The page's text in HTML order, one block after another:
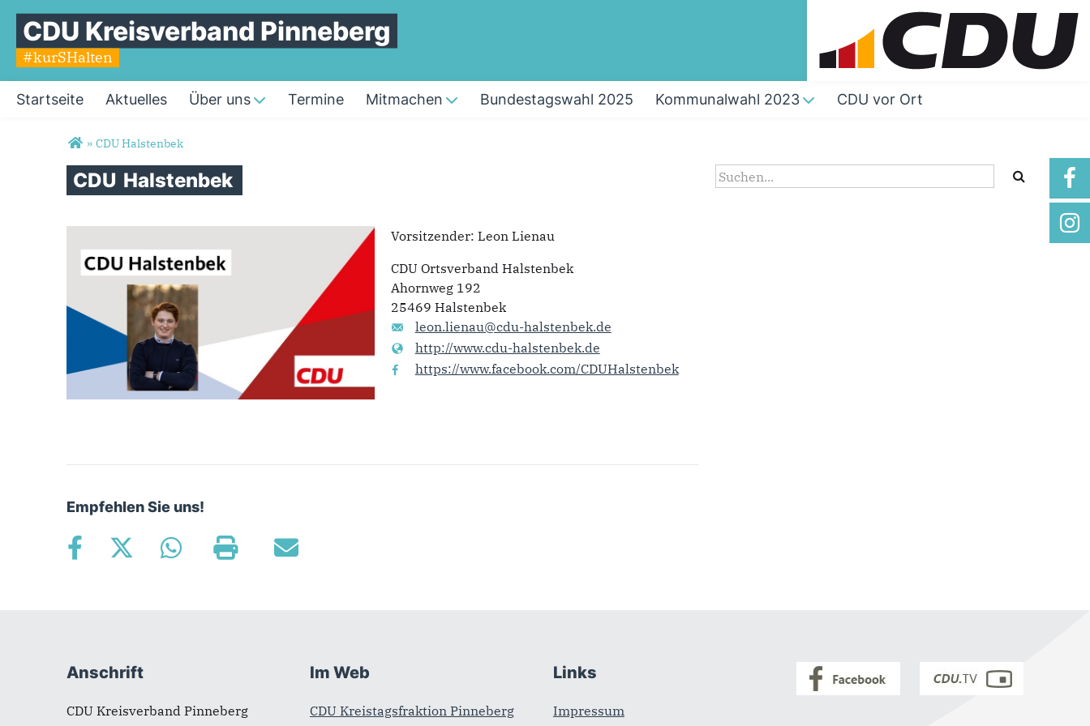
CDU Kreisverband Pinneberg
#kurSHalten
Startseite Aktuelles Über uns Termine Mitmachen Bundestagswahl 2025 Kommunalwahl 2023 CDU vor Ort
Sie sind hier
» CDU Halstenbek
CDU Halstenbek
Vorsitzender: Leon Lienau
CDU Ortsverband Halstenbek
Ahornweg 192
25469 Halstenbek
leon.lienau@cdu-halstenbek.de
http://www.cdu-halstenbek.de
https://www.facebook.com/CDUHalstenbek
Empfehlen Sie uns!
Suchformular
Suche
Fußbereich
Anschrift
CDU Kreisverband Pinneberg
Im Web
CDU Kreistagsfraktion Pinneberg
Links
Impressum